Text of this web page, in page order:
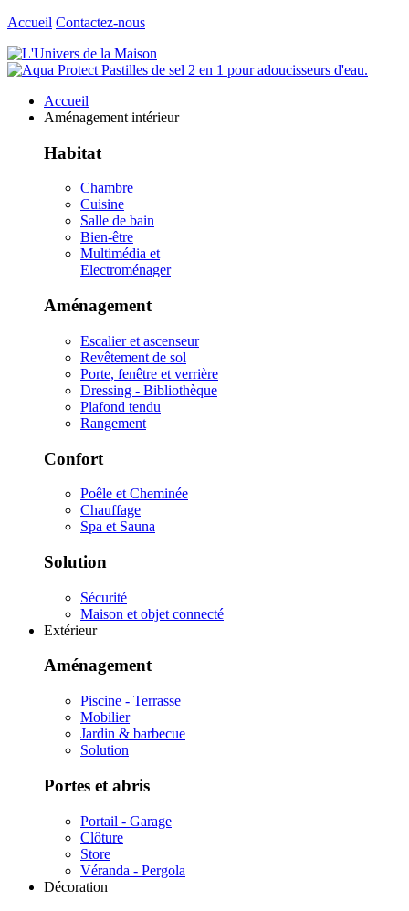
Accueil Contactez-nous
Accueil
Aménagement intérieur
Habitat
Chambre
Cuisine
Salle de bain
Bien-être
Multimédia et
Electroménager
Aménagement
Escalier et ascenseur
Revêtement de sol
Porte, fenêtre et verrière
Dressing - Bibliothèque
Plafond tendu
Rangement
Confort
Poêle et Cheminée
Chauffage
Spa et Sauna
Solution
Sécurité
Maison et objet connecté
Extérieur
Aménagement
Piscine - Terrasse
Mobilier
Jardin & barbecue
Solution
Portes et abris
Portail - Garage
Clôture
Store
Véranda - Pergola
Décoration